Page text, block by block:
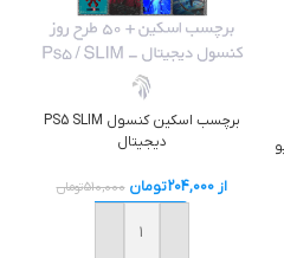
برچسب اسکين کنسول PS5 SLIM
دیجیتال
از204,000تومان 510,000تومان
خرید